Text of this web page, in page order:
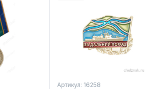
Артикул: 16258